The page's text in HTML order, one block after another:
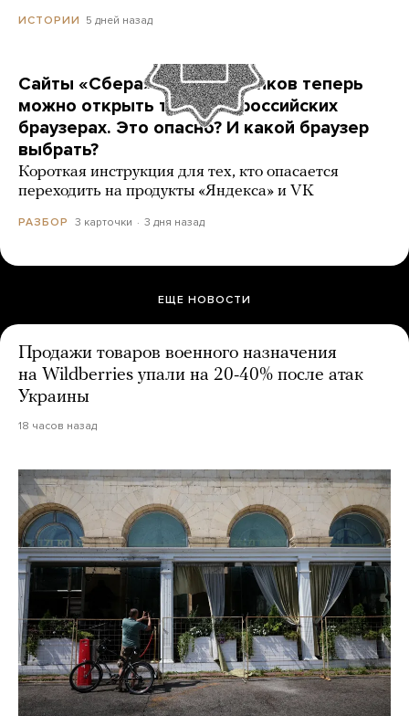
ИСТОРИИ 5 дней назад
Сайты «Сбера» и других банков теперь
можно открыть только в российских
браузерах. Это опасно? И какой браузер
выбрать?
Короткая инструкция для тех, кто опасается
переходить на продукты «Яндекса» и VK
РАЗБОР 3 карточки 3 дня назад
ЕЩЕ НОВОСТИ
Продажи товаров военного назначения
на Wildberries упали на 20-40% после атак
Украины
18 часов назад